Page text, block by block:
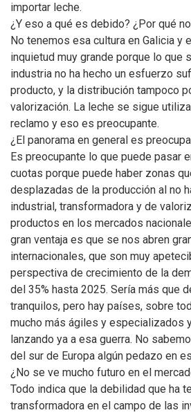
importar leche.
¿Y eso a qué es debido? ¿Por qué
No tenemos esa cultura en Galicia y
inquietud muy grande porque lo que
industria no ha hecho un esfuerzo
producto, y la distribución tampoco
valorización. La leche se sigue
reclamo y eso es preocupante.
¿El panorama en general es
Es preocupante lo que puede pasar
cuotas porque puede haber zonas
desplazadas de la producción al no
industrial, transformadora y de
productos en los mercados
gran ventaja es que se nos abren
internacionales, que son muy
perspectiva de crecimiento de la
del 35% hasta 2025. Sería más que
tranquilos, pero hay países, sobre
mucho más ágiles y especializados
lanzando ya a esa guerra. No
del sur de Europa algún pedazo en
¿No se ve mucho futuro en el
Todo indica que la debilidad que ha
transformadora en el campo de las